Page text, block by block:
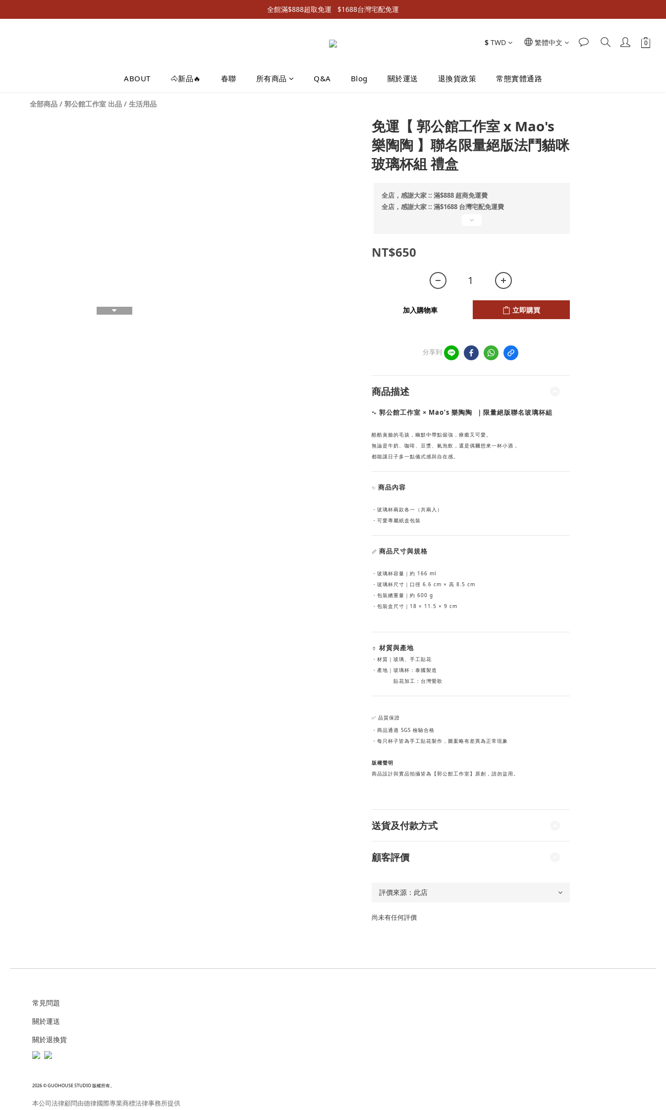
全館滿$888超取免運   $1688台灣宅配免運
$ TWD 繁體中文
ABOUT 🐴新品🔥 春聯 所有商品 Q&A Blog 關於運送 退換貨政策 常態實體通路
全部商品 / 郭公館工作室 出品 / 生活用品
免運【 郭公館工作室 x Mao's
樂陶陶 】聯名限量絕版法鬥貓咪
玻璃杯組 禮盒
全店，感謝大家 :: 滿$888 超商免運費
全店，感謝大家 :: 滿$1688 台灣宅配免運費
NT$650
加入購物車 立即購買
分享到
商品描述
🐾 郭公館工作室 × Mao’s 樂陶陶 ｜限量絕版聯名玻璃杯組
酷酷臭臉的毛孩， 幽默中帶點倔強，療癒又可愛。
無論是牛奶、咖啡、豆漿、氣泡飲，還是偶爾想來一杯小酒，
都能讓日子多一點儀式感與自在感。
✨ 商品內容
・玻璃杯兩款各一（共兩入）
・可愛專屬紙盒包裝
📏 商品尺寸與規格
・玻璃杯容量｜約 166 ml
・玻璃杯尺寸｜口徑 6.6 cm × 高 8.5 cm
・包裝總重量｜約 600 g
・包裝盒尺寸｜18 × 11.5 × 9 cm
🏺 材質與產地
・材質｜玻璃、手工貼花
・產地｜玻璃杯：泰國製造
貼花加工：台灣鶯歌
✅ 品質保證
・商品通過 SGS 檢驗合格
・每只杯子皆為手工貼花製作，圖案略有差異為正常現象
版權聲明
商品設計與實品拍攝皆為【郭公館工作室】原創，請勿盜用。
送貨及付款方式
顧客評價
尚未有任何評價
常見問題
關於運送
關於退換貨
2026 © GUOHOUSE STUDIO 版權所有。
本公司法律顧問由德律國際專業商標法律事務所提供